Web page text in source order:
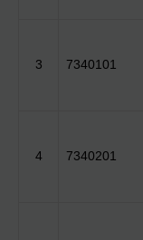
3 7340101
4 7340201